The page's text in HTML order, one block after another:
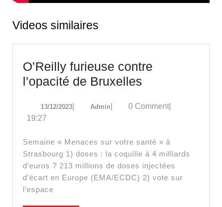
Videos similaires
O’Reilly furieuse contre
l’opacité de Bruxelles
contre
de
Bruxelles
13/12/202313/12/2023
AdminAdmin0 Comment
19:27
Semaine « Menaces sur votre santé » à
Strasbourg 1) doses : la coquille à 4 milliards
d’euros ? 213 millions de doses injectées
d’écart en Europe (EMA/ECDC) 2) vote sur
l’espace